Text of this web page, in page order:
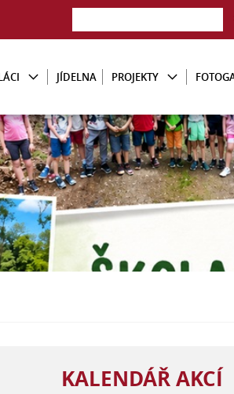
JÍDELNA PROJEKTY
KALENDÁŘ AKCÍ